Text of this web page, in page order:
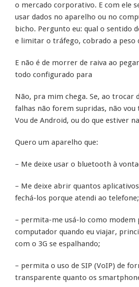
o mercado corporativo. E com ele
usar dados no aparelho ou no
bicho. Pergunto eu: qual o sentido
e limitar o tráfego, cobrado a peso
E não é de morrer de raiva ao
todo configurado para
Não, pra mim chega. Se, ao trocar
falhas não forem supridas, não
Vou de Android, ou do que estiver
Quero um aparelho que:
– Me deixe usar o bluetooth à
– Me deixe abrir quantos
fechá-los porque atendi ao telefone;
– permita-me usá-lo como modem
computador quando eu viajar,
com o 3G se espalhando;
– permita o uso de SIP (VoIP) de
transparente quanto os